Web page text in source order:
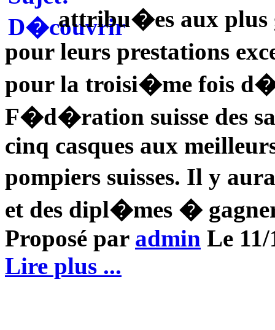
attribu�es aux plus
pour leurs prestations
pour la troisi�me fois
F�d�ration suisse des
cinq casques aux
pompiers suisses. Il y
et des dipl�mes �
Proposé par admin Le
Lire plus ...